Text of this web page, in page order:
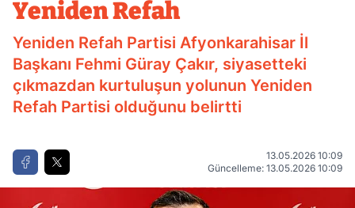
Yeniden Refah
Yeniden Refah Partisi Afyonkarahisar İl
Başkanı Fehmi Güray Çakır, siyasetteki
çıkmazdan kurtuluşun yolunun Yeniden
Refah Partisi olduğunu belirtti
13.05.2026 10:09
Güncelleme: 13.05.2026 10:09